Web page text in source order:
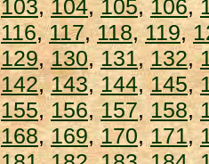
103, 104,105,106,
116,117,118,119,
129,130, 131, 132,
142,143,144,145,
155,156,157, 158,
168,169, 170,171,